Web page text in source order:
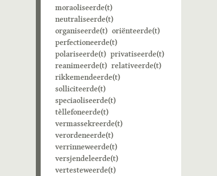
moraoliseerde(t)
neutraliseerde(t)
organiseerde(t) oriënteerde(t)
perfectioneerde(t)
polariseerde(t) privatiseerde(t)
reanimeerde(t) relativeerde(t)
rikkemendeerde(t)
solliciteerde(t)
speciaoliseerde(t)
tèllefoneerde(t)
vermassekreerde(t)
verordeneerde(t)
verrinneweerde(t)
versjendeleerde(t)
vertesteweerde(t)